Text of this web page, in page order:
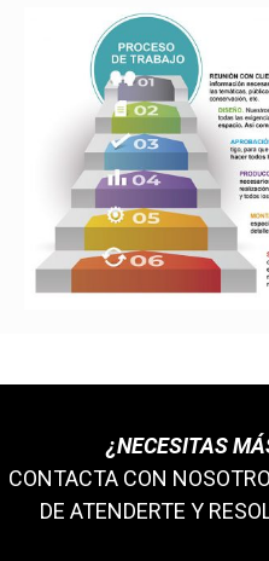
¿NECESITAS
CONTACTA CON
DE ATENDERTE Y